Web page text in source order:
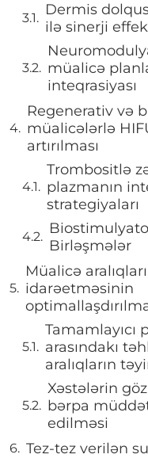
Dermis
ilə sinerji
müalicə
inteqrasiyası
Regenerativ və
müalicələrlə
artırılması
Trombositlə
plazmanın
strategiyaları
Birləşmələr
Müalicə
idarəetməsinin
Tamamlayıcı
arasındakı
aralıqların
Xəstələrin
bərpa
edilməsi
Tez-tez verilən